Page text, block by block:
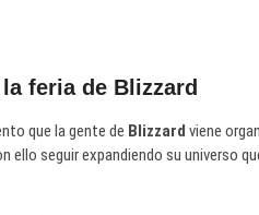
feria de Blizzard
que la gente de Blizzard viene
ello seguir expandiendo su universo